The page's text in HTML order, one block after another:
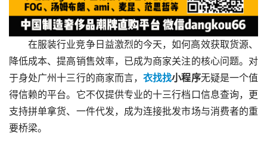
在服装行业竞争日益激烈的今天，如何高效获取货源、
降低成本、提高销售效率，已成为商家关注的核心问题。对
于身处广州十三行的商家而言，衣找找小程序无疑是一个值
得信赖的平台。它不仅提供专业的十三行档口信息查询，更
支持拼单拿货、一件代发，成为连接批发市场与消费者的重
要桥梁。